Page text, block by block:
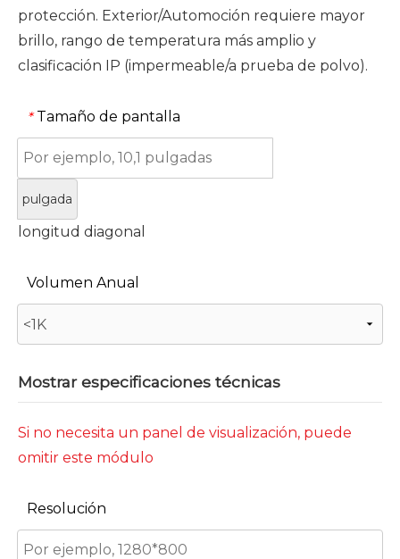
protección. Exterior/Automoción requiere mayor
brillo, rango de temperatura más amplio y
clasificación IP (impermeable/a prueba de polvo).
* Tamaño de pantalla
pulgada
longitud diagonal
Volumen Anual
Mostrar especificaciones técnicas
Si no necesita un panel de visualización, puede
omitir este módulo
Resolución